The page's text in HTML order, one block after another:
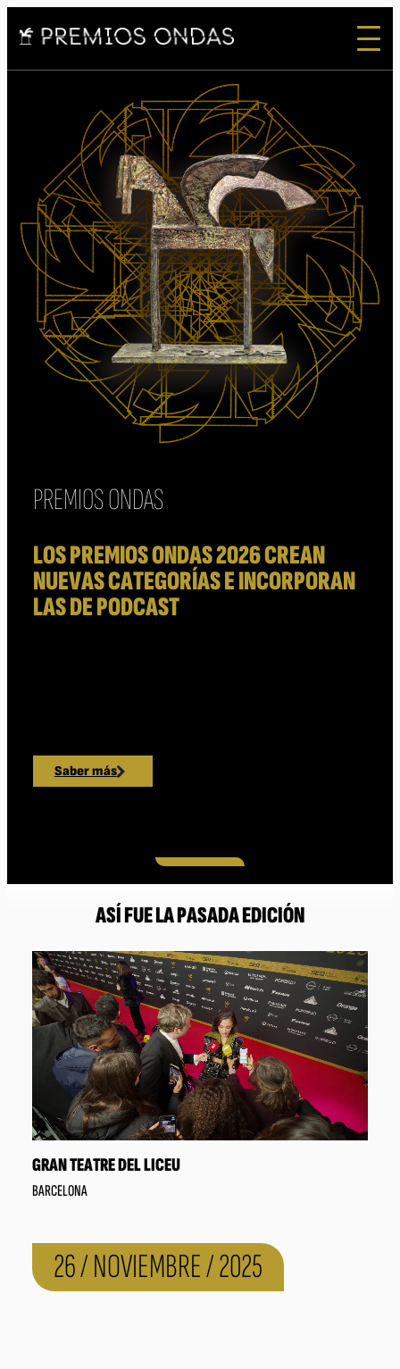
PREMIOS ONDAS
LOS PREMIOS ONDAS 2026 CREAN
NUEVAS CATEGORÍAS E INCORPORAN
LAS DE PODCAST
Saber más
ASÍ FUE LA PASADA EDICIÓN
GRAN TEATRE DEL LICEU
BARCELONA
26 / NOVIEMBRE / 2025